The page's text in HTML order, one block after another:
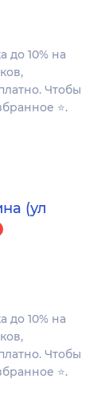
до 10% на
Чтобы
⭐.
(ул
до 10% на
Чтобы
⭐.